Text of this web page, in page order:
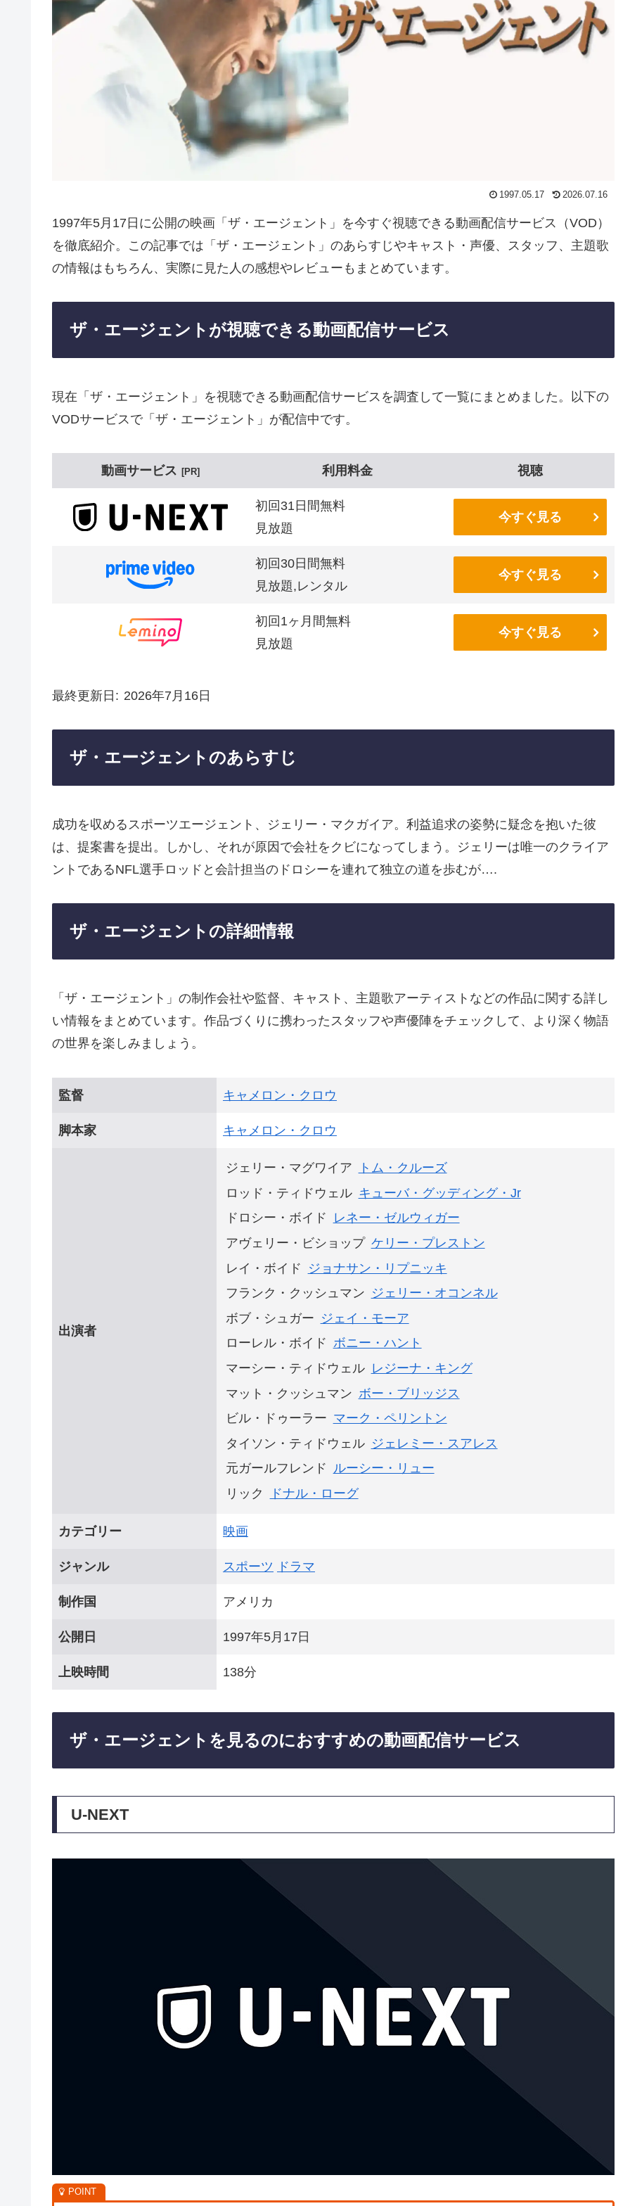
1997.05.17 2026.07.16
1997年5月17日に公開の映画「ザ・エージェント」を今すぐ視聴できる動画配信サービス（VOD）
を徹底紹介。この記事では「ザ・エージェント」のあらすじやキャスト・声優、スタッフ、主題歌
の情報はもちろん、実際に見た人の感想やレビューもまとめています。
ザ・エージェントが視聴できる動画配信サービス
現在「ザ・エージェント」を視聴できる動画配信サービスを調査して一覧にまとめました。以下の
VODサービスで「ザ・エージェント」が配信中です。
動画サービス PR 利用料金 視聴
初回31日間無料
見放題
今すぐ見る
初回30日間無料
見放題,レンタル
今すぐ見る
初回1ヶ月間無料
見放題
今すぐ見る
最終更新日 2026年7月16日
ザ・エージェントのあらすじ
成功を収めるスポーツエージェント、ジェリー・マクガイア。利益追求の姿勢に疑念を抱いた彼
は、提案書を提出。しかし、それが原因で会社をクビになってしまう。ジェリーは唯一のクライア
ントであるNFL選手ロッドと会計担当のドロシーを連れて独立の道を歩むが….
ザ・エージェントの詳細情報
「ザ・エージェント」の制作会社や監督、キャスト、主題歌アーティストなどの作品に関する詳し
い情報をまとめています。作品づくりに携わったスタッフや声優陣をチェックして、より深く物語
の世界を楽しみましょう。
監督 キャメロン・クロウ
脚本家 キャメロン・クロウ
出演者
ジェリー・マグワイア
トム・クルーズ
ロッド・ティドウェル キューバ・グッディング・Jr
ドロシー・ボイド
レネー・ゼルウィガー
アヴェリー・ビショップ ケリー・プレストン
レイ・ボイド
ジョナサン・リプニッキ
フランク・クッシュマン ジェリー・オコンネル
ボブ・シュガー ジェイ・モーア
ローレル・ボイド ボニー・ハント
マーシー・ティドウェル レジーナ・キング
マット・クッシュマン ボー・ブリッジス
ビル・ドゥーラー マーク・ペリントン
タイソン・ティドウェル ジェレミー・スアレス
元ガールフレンド ルーシー・リュー
リック
ドナル・ローグ
カテゴリー 映画
ジャンル スポーツ ドラマ
制作国 アメリカ
公開日 1997年5月17日
上映時間 138分
ザ・エージェントを見るのにおすすめの動画配信サービス
U-NEXT